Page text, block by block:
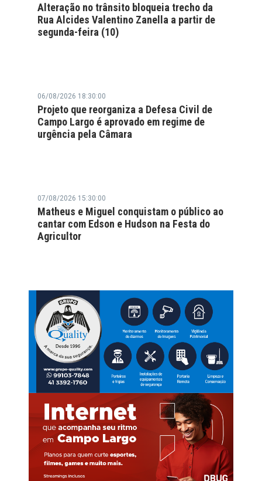
Alteração no trânsito bloqueia trecho da
Rua Alcides Valentino Zanella a partir de
segunda-feira (10)
06/08/2026 18:30:00
Projeto que reorganiza a Defesa Civil de
Campo Largo é aprovado em regime de
urgência pela Câmara
07/08/2026 15:30:00
Matheus e Miguel conquistam o público ao
cantar com Edson e Hudson na Festa do
Agricultor